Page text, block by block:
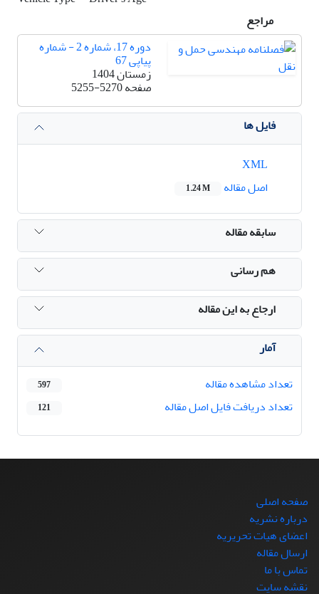
مراجع
دوره 17، شماره 2 - شماره
پیاپی 67
زمستان 1404
صفحه5255-5270
فایل ها
اصل مقاله
1.24 M
سابقه مقاله
هم رسانی
ارجاع به این مقاله
آمار
تعداد مشاهده مقاله
597
تعداد دریافت فایل اصل مقاله 121
صفحه اصلی
درباره نشریه
اعضای هیات تحریریه
ارسال مقاله
تماس با ما
نقشه سایت